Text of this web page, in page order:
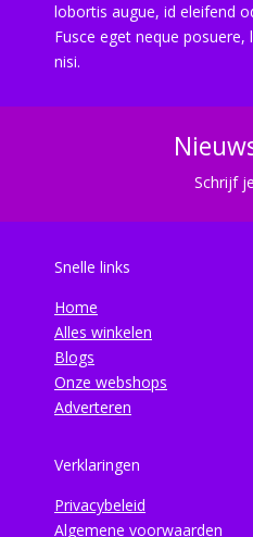
lobortis augue, id eleifend
Fusce eget neque
nisi.
Schrijf
Snelle links
Home
Alles winkelen
Blogs
Onze webshops
Adverteren
Verklaringen
Privacybeleid
Algemene voorwaarden